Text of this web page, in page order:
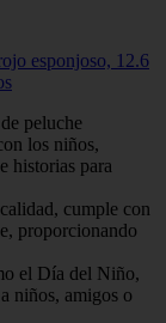
esponjoso, 12.6
peluche
los niños,
historias para
cumple con
proporcionando
el Día del Niño,
niños, amigos o